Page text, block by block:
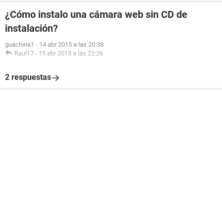
¿Cómo instalo una cámara web sin CD de
instalación?
guachina1 - 14 abr 2015 a las 20:38
Raul17 - 15 abr 2015 a las 22:26
2 respuestas